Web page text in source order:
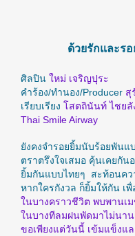
ด้วยรักและรอ
ศิลปิน ใหม่ เจริญปุระ
คำร้อง/ทำนอง/Producer สุ
เรียบเรียง โสตถินันท์ ไชย
Thai Smile Airway
ยังคงจำรอยยิ้มนับร้อยพันแ
ตราตรึงใจเสมอ คุ้นเคยกัน
ยิ้มกันแบบไทยๆ สะท้อนคว
หากใครกังวล ก็ยิ้มให้กัน เพื่
ในบางคราวชีวิต พบพานเ
ในบางทีลมฝนพัดมาไม่นา
ขอเพียงแต่วันนี้ เข้มแข็งแ